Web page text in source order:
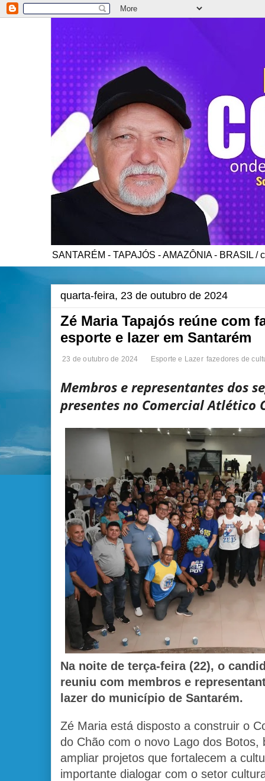
SANTARÉM - TAPAJÓS - AMAZÔNIA - BRASIL /
quarta-feira, 23 de outubro de 2024
Zé Maria Tapajós reúne com
esporte e lazer em Santarém
23 de outubro de 2024 Esporte e Lazer fazedores de
Membros e representantes dos
presentes no Comercial Atlético
Na noite de terça-feira (22), o
reuniu com membros e
lazer do município de Santarém.
Zé Maria está disposto a construir o
do Chão com o novo Lago dos Botos,
ampliar projetos que fortalecem a
importante dialogar com o setor